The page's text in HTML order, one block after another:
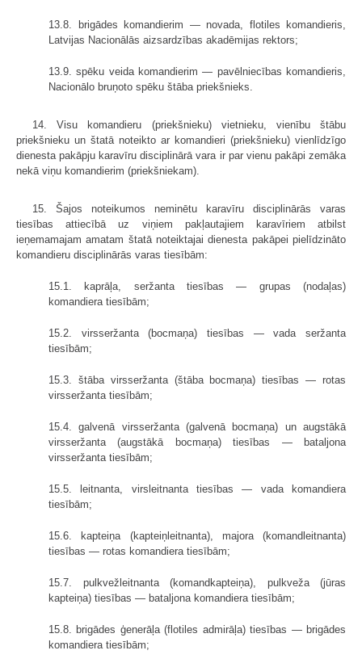
13.8. brigādes komandierim — novada, flotiles komandieris,
Latvijas Nacionālās aizsardzības akadēmijas rektors;
13.9. spēku veida komandierim — pavēlniecības komandieris,
Nacionālo bruņoto spēku štāba priekšnieks.
14. Visu komandieru (priekšnieku) vietnieku, vienību štābu
priekšnieku un štatā noteikto ar komandieri (priekšnieku) vienlīdzīgo
dienesta pakāpju karavīru disciplinārā vara ir par vienu pakāpi zemāka
nekā viņu komandierim (priekšniekam).
15. Šajos noteikumos neminētu karavīru disciplinārās varas
tiesības attiecībā uz viņiem pakļautajiem karavīriem atbilst
ieņemamajam amatam štatā noteiktajai dienesta pakāpei pielīdzināto
komandieru disciplinārās varas tiesībām:
15.1. kaprāļa, seržanta tiesības — grupas (nodaļas)
komandiera tiesībām;
15.2. virsseržanta (bocmaņa) tiesības — vada seržanta
tiesībām;
15.3. štāba virsseržanta (štāba bocmaņa) tiesības — rotas
virsseržanta tiesībām;
15.4. galvenā virsseržanta (galvenā bocmaņa) un augstākā
virsseržanta (augstākā bocmaņa) tiesības — bataljona
virsseržanta tiesībām;
15.5. leitnanta, virsleitnanta tiesības — vada komandiera
tiesībām;
15.6. kapteiņa (kapteiņleitnanta), majora (komandleitnanta)
tiesības — rotas komandiera tiesībām;
15.7. pulkvežleitnanta (komandkapteiņa), pulkveža (jūras
kapteiņa) tiesības — bataljona komandiera tiesībām;
15.8. brigādes ģenerāļa (flotiles admirāļa) tiesības — brigādes
komandiera tiesībām;